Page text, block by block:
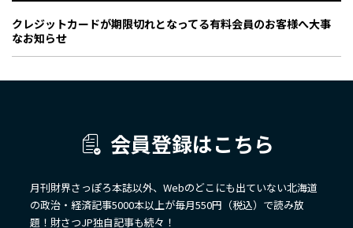
クレジットカードが期限切れとなってる有料会員のお客様へ大事
なお知らせ
会員登録はこちら
月刊財界さっぽろ本誌以外、Webのどこにも出ていない北海道
の政治・経済記事5000本以上が毎月550円（税込）で読み放
題！財さつJP独自記事も続々！